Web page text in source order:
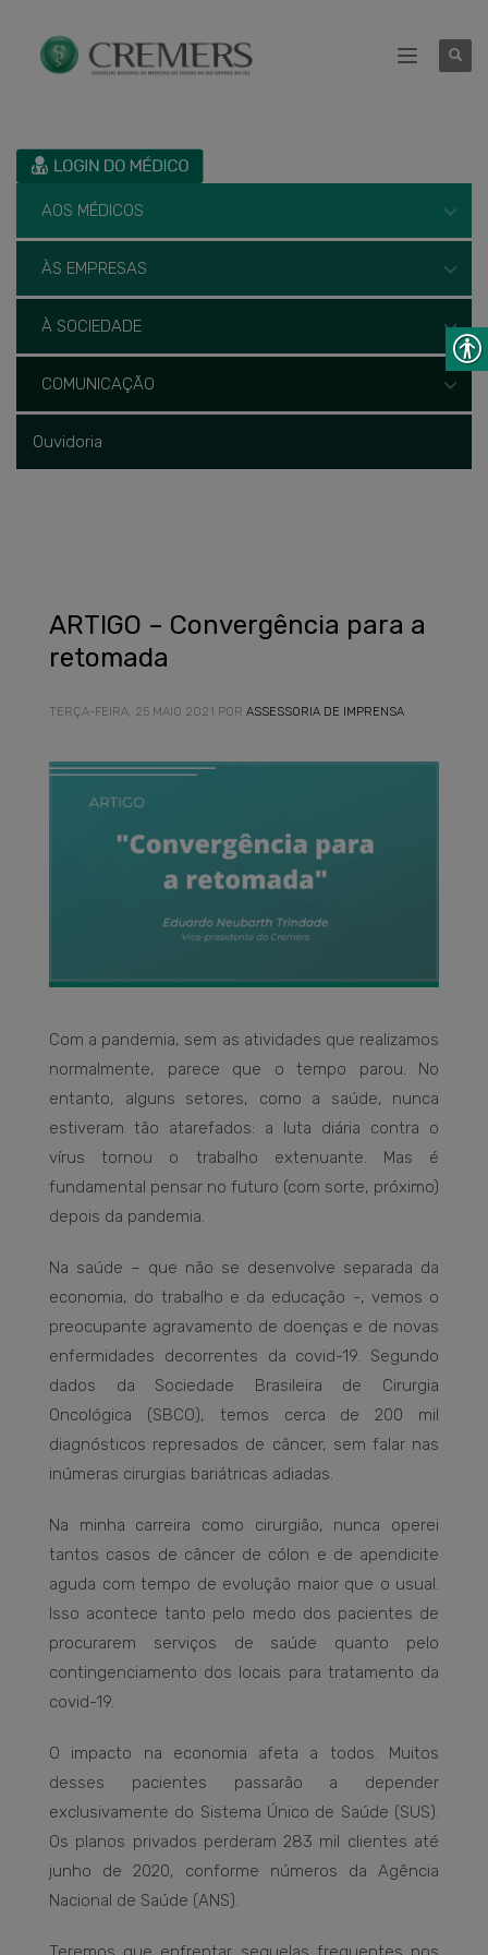
AOS MÉDICOS
ÀS EMPRESAS
À SOCIEDADE
COMUNICAÇÃO
Ouvidoria
ARTIGO – Convergência para a
retomada
TERÇA-FEIRA, 25 MAIO 2021 POR ASSESSORIA DE IMPRENSA
Com a pandemia, sem as atividades que realizamos
normalmente, parece que o tempo parou. No
entanto, alguns setores, como a saúde, nunca
estiveram tão atarefados: a luta diária contra o
vírus tornou o trabalho extenuante. Mas é
fundamental pensar no futuro (com sorte, próximo)
depois da pandemia.
Na saúde – que não se desenvolve separada da
economia, do trabalho e da educação -, vemos o
preocupante agravamento de doenças e de novas
enfermidades decorrentes da covid-19. Segundo
dados da Sociedade Brasileira de Cirurgia
Oncológica (SBCO), temos cerca de 200 mil
diagnósticos represados de câncer, sem falar nas
inúmeras cirurgias bariátricas adiadas.
Na minha carreira como cirurgião, nunca operei
tantos casos de câncer de cólon e de apendicite
aguda com tempo de evolução maior que o usual.
Isso acontece tanto pelo medo dos pacientes de
procurarem serviços de saúde quanto pelo
contingenciamento dos locais para tratamento da
covid-19.
O impacto na economia afeta a todos. Muitos
desses pacientes passarão a depender
exclusivamente do Sistema Único de Saúde (SUS).
Os planos privados perderam 283 mil clientes até
junho de 2020, conforme números da Agência
Nacional de Saúde (ANS).